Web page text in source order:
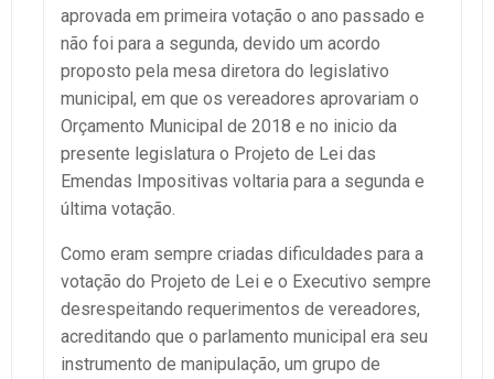
aprovada em primeira votação o ano passado e
não foi para a segunda, devido um acordo
proposto pela mesa diretora do legislativo
municipal, em que os vereadores aprovariam o
Orçamento Municipal de 2018 e no inicio da
presente legislatura o Projeto de Lei das
Emendas Impositivas voltaria para a segunda e
última votação.
Como eram sempre criadas dificuldades para a
votação do Projeto de Lei e o Executivo sempre
desrespeitando requerimentos de vereadores,
acreditando que o parlamento municipal era seu
instrumento de manipulação, um grupo de